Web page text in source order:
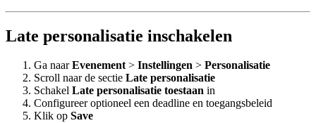
Late personalisatie inschakelen
Ga naarEvenement> Instellingen > Personalisatie
Scroll naar de sectie Late personalisatie
Schakel Late personalisatie toestaan in
Configureer optioneel een deadline en toegangsbeleid
Klik op Save